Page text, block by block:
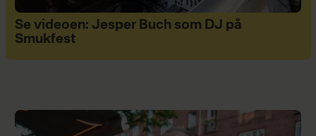
Se videoen: Jesper Buch som DJ på
Smukfest